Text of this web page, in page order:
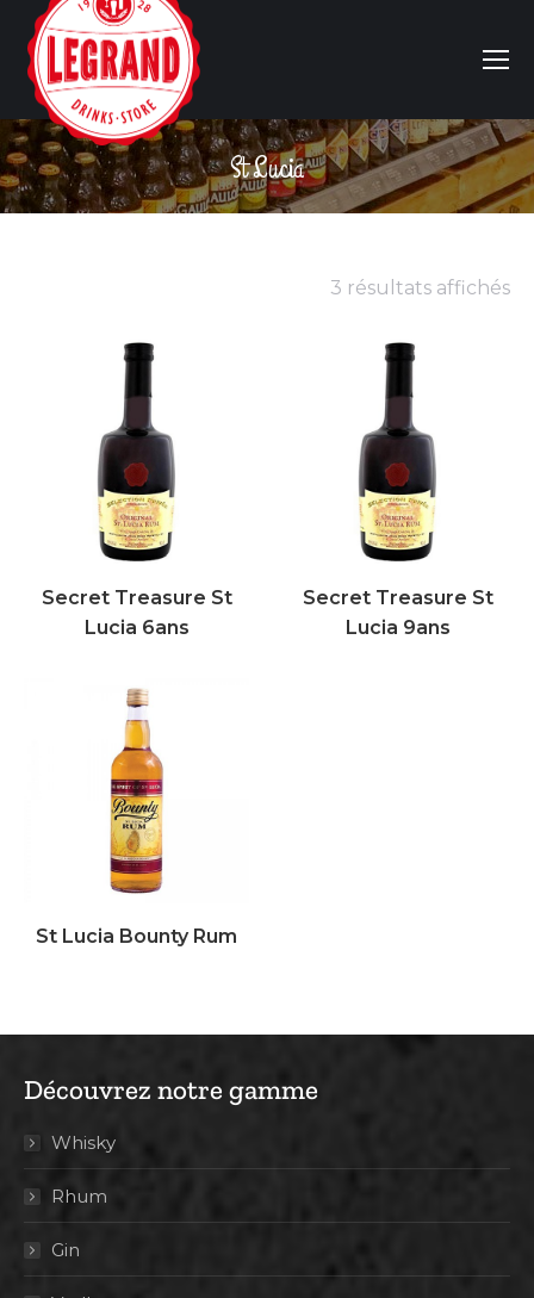
St Lucia
Vous êtes ici :
3 résultats affichés
Secret Treasure St
Lucia 6ans
Secret Treasure St
Lucia 9ans
St Lucia Bounty Rum
Découvrez notre gamme
Whisky
Rhum
Gin